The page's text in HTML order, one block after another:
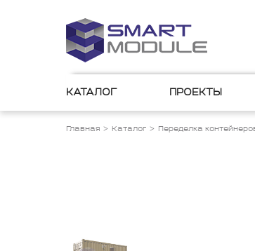
КАТАЛОГ ПРОЕКТЫ
Главная Каталог Переделка